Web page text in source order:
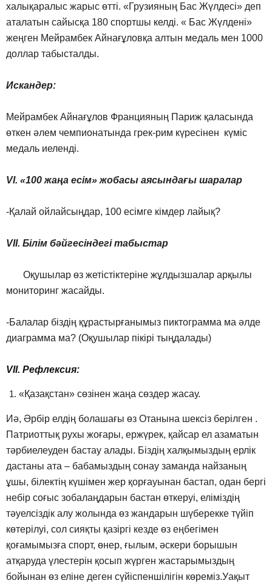
халықаралыс жарыс өтті. «Грузияның Бас Жүлдесі» деп
аталатын сайысқа 180 спортшы келді. « Бас Жүлдені»
жеңген Мейрамбек Айнағұловқа алтын медаль мен 1000
доллар табысталды.
Искандер:
Мейрамбек Айнағұлов Францияның Париж қаласында
өткен әлем чемпионатында грек-рим күресінен күміс
медаль иеленді.
VІ. «100 жаңа есім» жобасы аясындағы шаралар
-Қалай ойлайсыңдар, 100 есімге кімдер лайық?
VІІ. Білім бәйгесіндегі табыстар
Оқушылар өз жетістіктеріне жұлдызшалар арқылы
мониторинг жасайды.
-Балалар біздің құрастырғанымыз пиктограмма ма әлде
диаграмма ма? (Оқушылар пікірі тыңдалады)
VІІ. Рефлексия:
«Қазақстан» сөзінен жаңа сөздер жасау.
Иә, Әрбір елдің болашағы өз Отанына шексіз берілген .
Патриоттық рухы жоғары, ержүрек, қайсар ел азаматын
тәрбиелеуден бастау алады. Біздің халқымыздың ерлік
дастаны ата – бабамыздың сонау заманда найзаның
ұшы, білектің күшімен жер қорғауынан бастап, одан бергі
небір соғыс зобалаңдарын бастан өткеруі, еліміздің
тәуелсіздік алу жолында өз жандарын шүберекке түйіп
көтерілуі, сол сияқты қазіргі кезде өз еңбегімен
қоғамымызға спорт, өнер, ғылым, әскери борышын
атқаруда үлестерін қосып жүрген жастарымыздың
бойынан өз еліне деген сүйіспеншілігін көреміз.Уақыт